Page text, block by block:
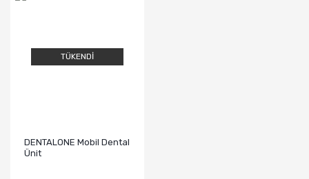
TÜKENDİ
DENTALONE Mobil Dental
Ünit